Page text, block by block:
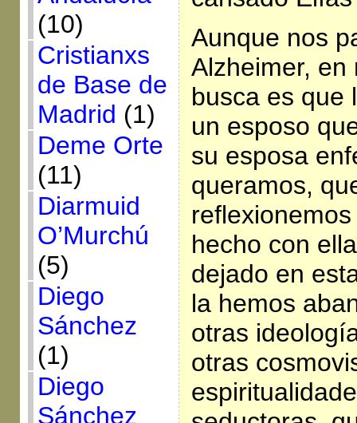
(10)
Cristianxs
de Base de
Madrid (1)
Deme Orte
(11)
Diarmuid
O’Murchú
(5)
Diego
Sánchez
(1)
Diego
Sánchez
Aunque nos
Alzheimer,
busca es que
un esposo
su esposa
queramos,
hecho con
dejado en
la hemos
otras
otras